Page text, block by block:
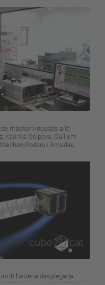
máster vinculats a la
Kseniia Osipova, Guillem
Podaru i Amadeu
l'antena desplegada